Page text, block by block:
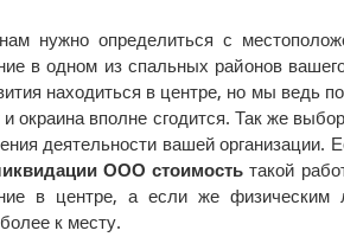
нужно определиться с
в одном из спальных районов
находиться в центре, но мы ведь
и окраина вполне сгодится. Так же
деятельности вашей
ООО стоимость такой
в центре, а если же физическим
к месту.